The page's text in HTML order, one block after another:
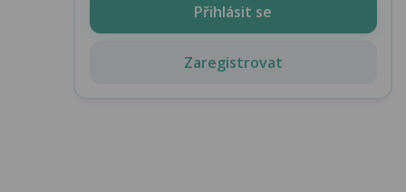
Přihlásit se
Zaregistrovat